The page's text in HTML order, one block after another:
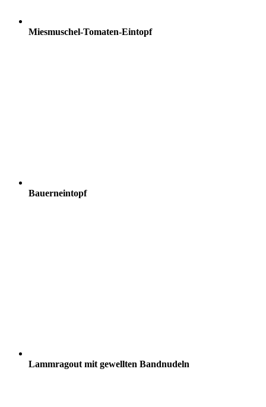
Miesmuschel-Tomaten-Eintopf
Bauerneintopf
Lammragout mit gewellten Bandnudeln